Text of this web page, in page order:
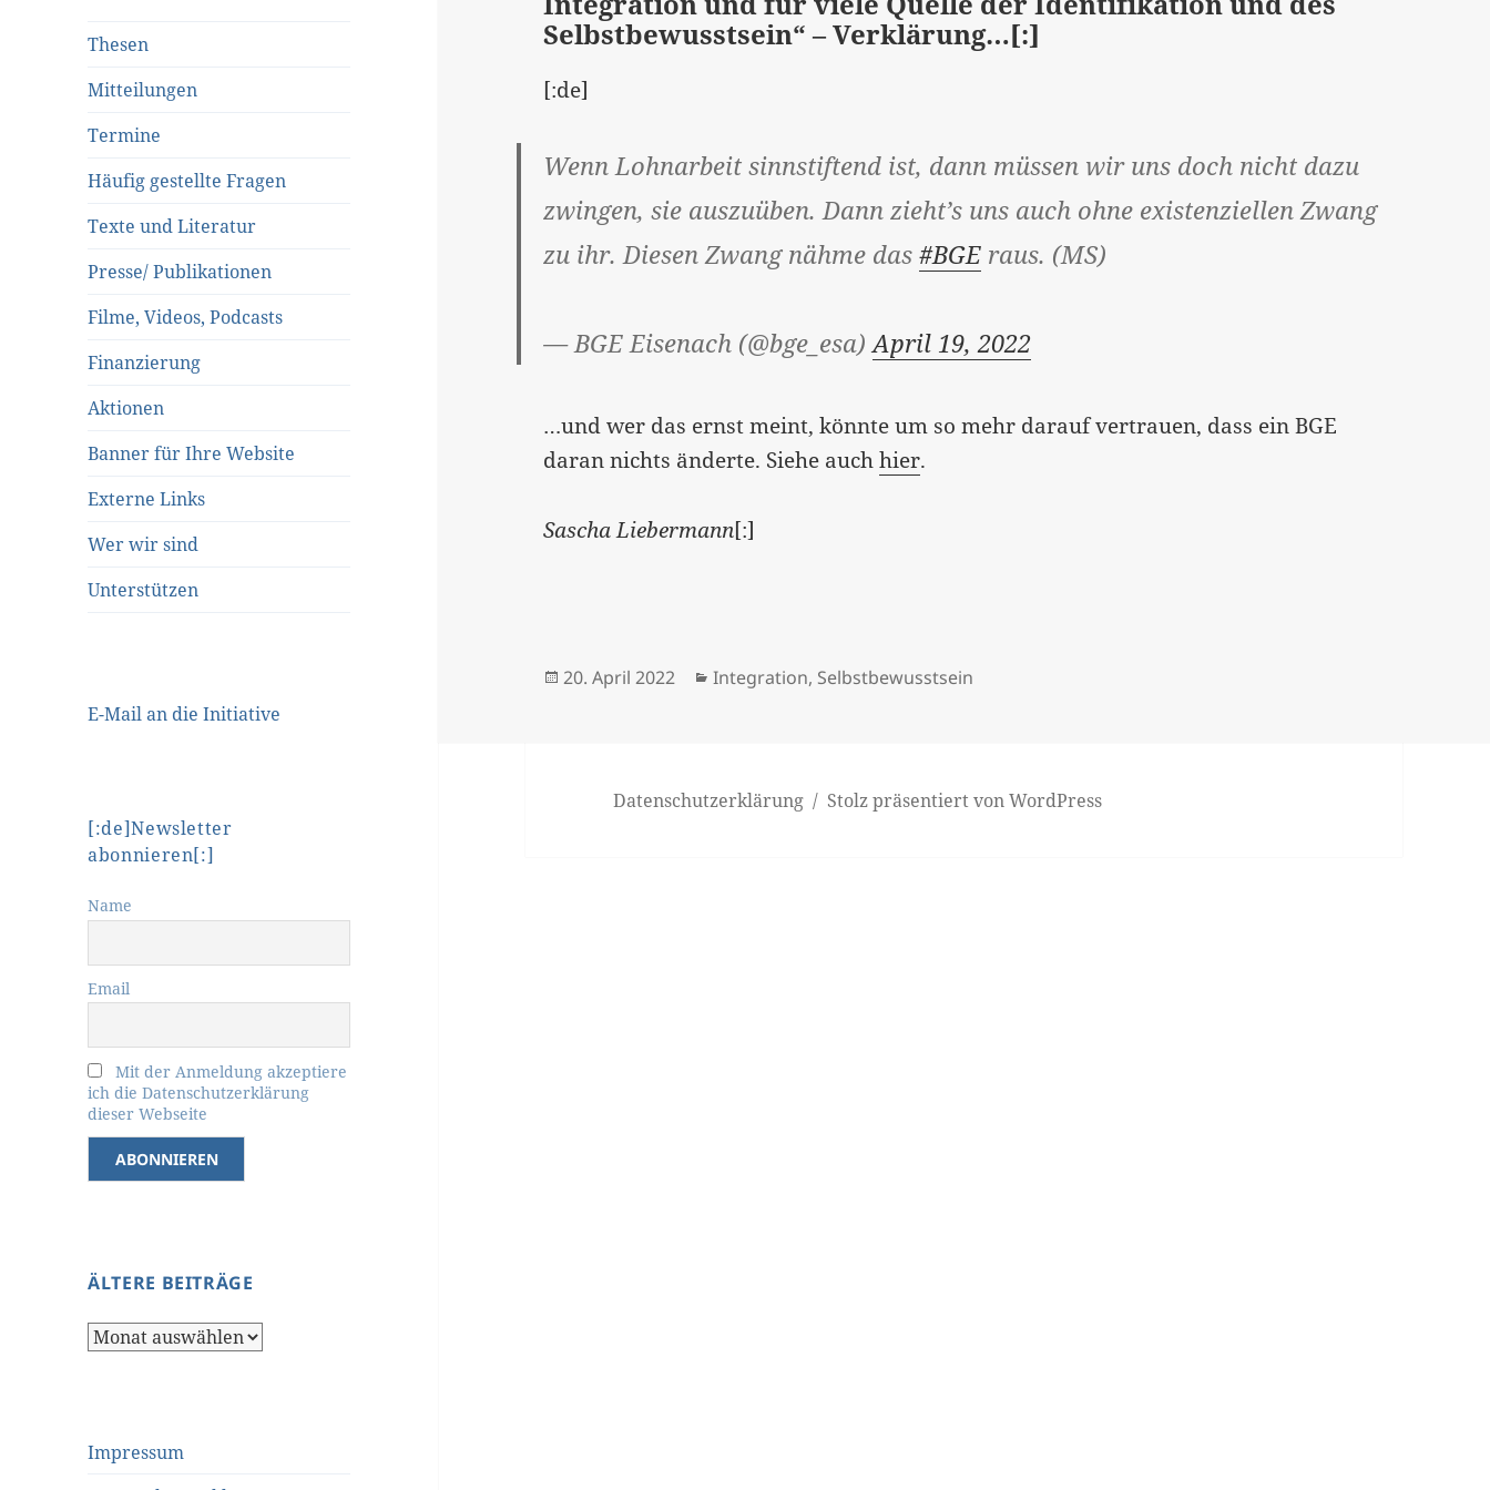
Thesen
Mitteilungen
Termine
Häufig gestellte Fragen
Texte und Literatur
Presse/ Publikationen
Filme, Videos, Podcasts
Finanzierung
Aktionen
Banner für Ihre Website
Externe Links
Wer wir sind
Unterstützen
E-Mail an die Initiative
[:de]Newsletter
abonnieren[:]
Name
Email
Mit der Anmeldung akzeptiere
ich die Datenschutzerklärung
dieser Webseite
ÄLTERE BEITRÄGE
Ältere
Impressum
Selbstbewusstsein“ – Verklärung…[:]
[:de]
Wenn Lohnarbeit sinnstiftend ist, dann müssen wir uns doch nicht dazu
zwingen, sie auszuüben. Dann zieht’s uns auch ohne existenziellen Zwang
zu ihr. Diesen Zwang nähme das#BGE raus. (MS)
— BGE Eisenach (@bge_esa)April 19, 2022
…und wer das ernst meint, könnte um so mehr darauf vertrauen, dass ein BGE
daran nichts änderte. Siehe auchhier.
Sascha Liebermann[:]
Veröffentlicht
20. April 2022 Kategorien
Integration, Selbstbewusstsein
Datenschutzerklärung Stolz präsentiert von WordPress